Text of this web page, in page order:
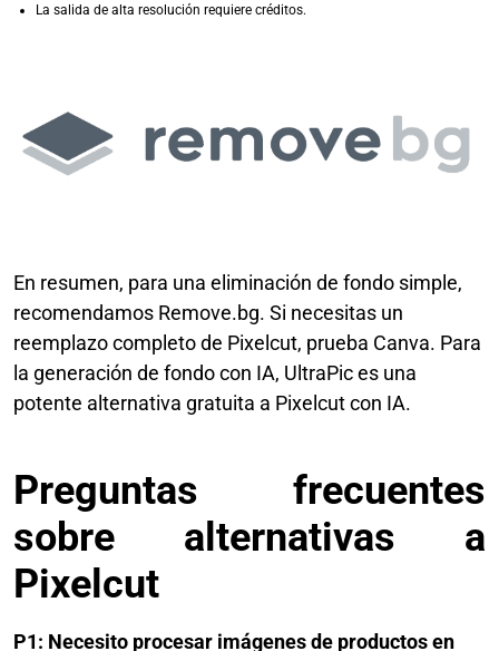
La salida de alta resolución requiere créditos.
En resumen, para una eliminación de fondo simple,
recomendamos Remove.bg. Si necesitas un
reemplazo completo de Pixelcut, prueba Canva. Para
la generación de fondo con IA, UltraPic es una
potente alternativa gratuita a Pixelcut con IA.
Preguntas frecuentes
sobre alternativas a
Pixelcut
P1: Necesito procesar imágenes de productos en